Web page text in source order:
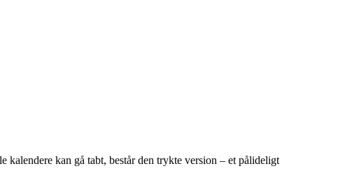
kan gå tabt, består den trykte version – et pålideligt